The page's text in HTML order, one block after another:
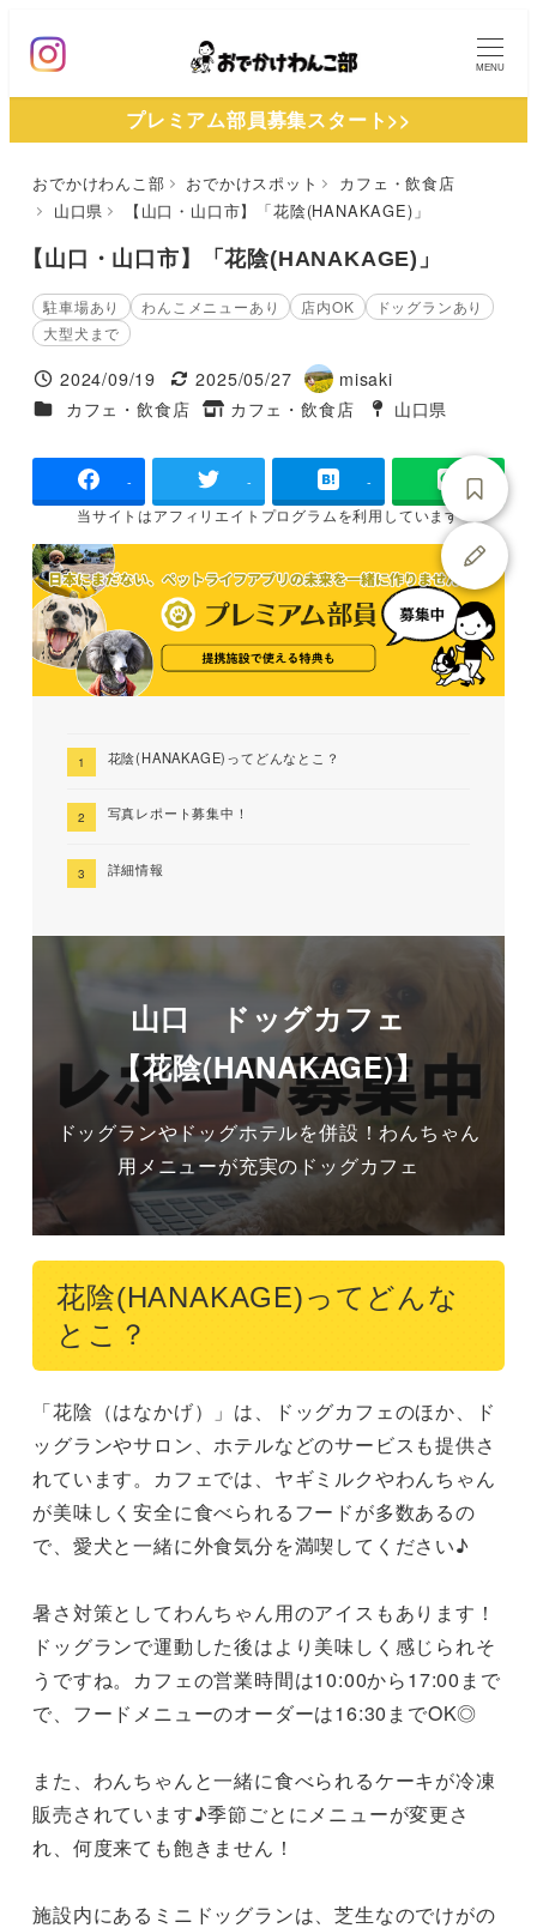
ン
MENU
プレミアム部員募集スタート>>
おでかけわんこ部 おでかけスポット
カフェ・飲食店
山口県
【山口・山口市】「花陰(HANAKAGE)」
【山口・山口市】「花陰(HANAKAGE)」
駐車場あり わんこメニューあり 店内OK
ドッグランあり
大型犬まで
投稿日
2024/09/19
更新日
2025/05/27
著
者
misaki
施設ジャンル
カフェ・飲食店
タグ
カフェ・飲食店
タグ
山口県
- - -
当サイトはアフィリエイトプログラムを利用しています
花陰(HANAKAGE)ってどんなとこ？
写真レポート募集中！
詳細情報
山口 ドッグカフェ
【花陰(HANAKAGE)】
ドッグランやドッグホテルを併設！わんちゃん
用メニューが充実のドッグカフェ
花陰(HANAKAGE)ってどんな
とこ？
「花陰（はなかげ）」は、ドッグカフェのほか、ド
ッグランやサロン、ホテルなどのサービスも提供さ
れています。カフェでは、ヤギミルクやわんちゃん
が美味しく安全に食べられるフードが多数あるの
で、愛犬と一緒に外食気分を満喫してください♪
暑さ対策としてわんちゃん用のアイスもあります！
ドッグランで運動した後はより美味しく感じられそ
うですね。カフェの営業時間は10:00から17:00まで
で、フードメニューのオーダーは16:30までOK◎
また、わんちゃんと一緒に食べられるケーキが冷凍
販売されています♪季節ごとにメニューが変更さ
れ、何度来ても飽きません！
施設内にあるミニドッグランは、芝生なのでけがの